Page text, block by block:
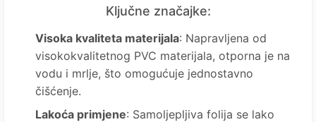
Ključne značajke:
Visoka kvaliteta materijala: Napravljena od
visokokvalitetnog PVC materijala, otporna je na
vodu i mrlje, što omogućuje jednostavno
čišćenje.
Lakoća primjene: Samoljepljiva folija se lako